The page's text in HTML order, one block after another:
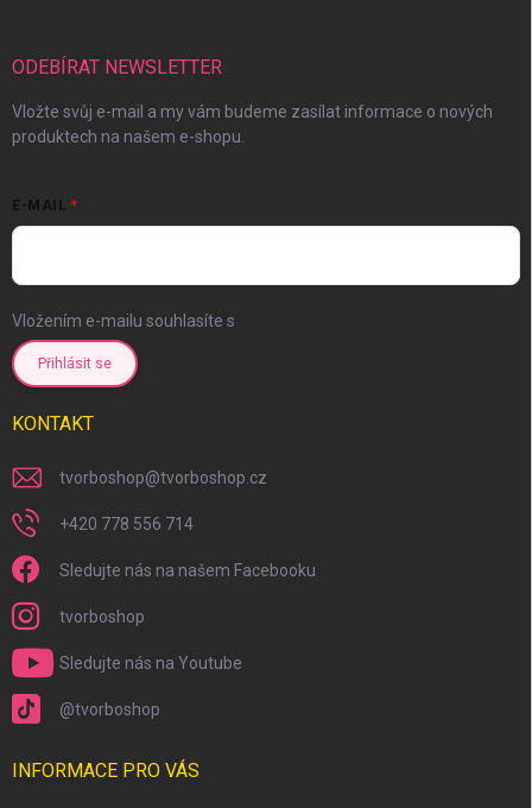
ODEBÍRAT NEWSLETTER
Vložte svůj e-mail a my vám budeme zasílat informace o nových
produktech na našem e-shopu.
E-MAIL
Vložením e-mailu souhlasíte s
Přihlásit se
KONTAKT
tvorboshop@tvorboshop.cz
+420 778 556 714
Sledujte nás na našem Facebooku
tvorboshop
Sledujte nás na Youtube
@tvorboshop
INFORMACE PRO VÁS